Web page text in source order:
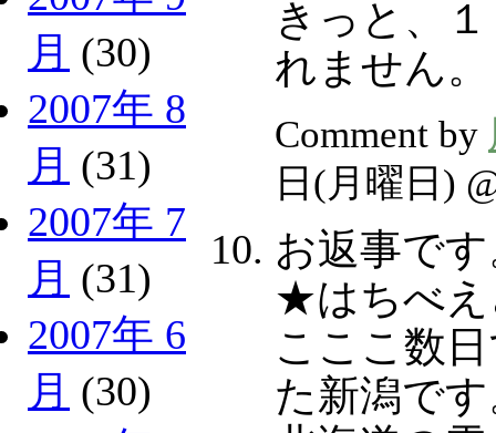
月 (30)
2007年 8
月 (31)
2007年 7
月 (31)
2007年 6
月 (30)
きっと、
れません。
Comment by
日(月曜日)
お返事で
★はちべえ
こここ数
た新潟で